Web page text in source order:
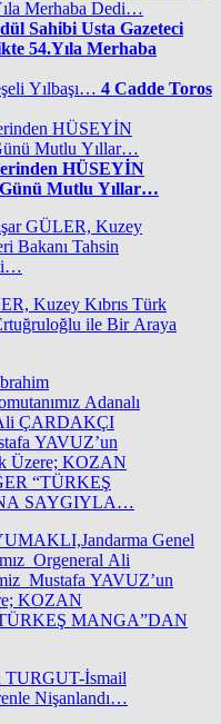
Sahibi Usta Gazeteci
4 Cadde Toros
HÜSEYİN
Mutlu Yıllar…
Kuzey Kıbrıs Türk
ile Bir Araya
Genel
Orgeneral Ali
Mustafa YAVUZ’un
KOZAN
MANGA”DAN